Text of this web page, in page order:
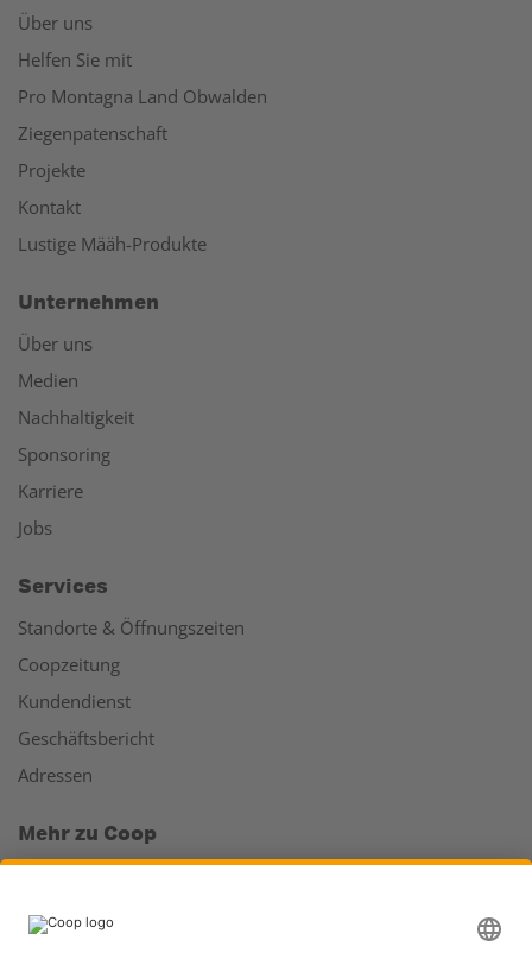
Über uns
Helfen Sie mit
Pro Montagna Land Obwalden
Ziegenpatenschaft
Projekte
Kontakt
Lustige Määh-Produkte
Unternehmen
Über uns
Medien
Nachhaltigkeit
Sponsoring
Karriere
Jobs
Services
Standorte & Öffnungszeiten
Coopzeitung
Kundendienst
Geschäftsbericht
Adressen
Mehr zu Coop
Läden & Services